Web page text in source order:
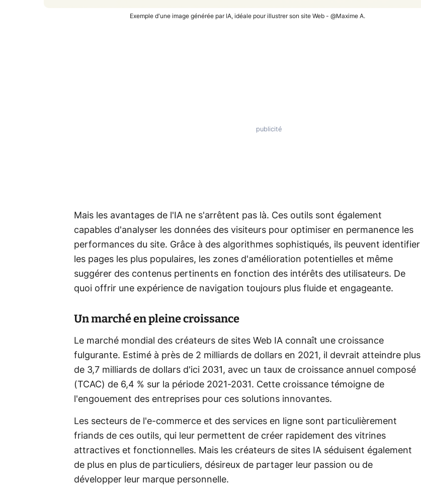
Exemple d'une image générée par IA, idéale pour illustrer son site Web - @Maxime A.
Mais les avantages de l'IA ne s'arrêtent pas là. Ces outils sont également
capables d'analyser les données des visiteurs pour optimiser en permanence les
performances du site. Grâce à des algorithmes sophistiqués, ils peuvent identifier
les pages les plus populaires, les zones d'amélioration potentielles et même
suggérer des contenus pertinents en fonction des intérêts des utilisateurs. De
quoi offrir une expérience de navigation toujours plus fluide et engageante.
Un marché en pleine croissance
Le marché mondial des créateurs de sites Web IA connaît une croissance
fulgurante. Estimé à près de 2 milliards de dollars en 2021, il devrait atteindre plus
de 3,7 milliards de dollars d'ici 2031, avec un taux de croissance annuel composé
(TCAC) de 6,4 % sur la période 2021-2031. Cette croissance témoigne de
l'engouement des entreprises pour ces solutions innovantes.
Les secteurs de l'e-commerce et des services en ligne sont particulièrement
friands de ces outils, qui leur permettent de créer rapidement des vitrines
attractives et fonctionnelles. Mais les créateurs de sites IA séduisent également
de plus en plus de particuliers, désireux de partager leur passion ou de
développer leur marque personnelle.